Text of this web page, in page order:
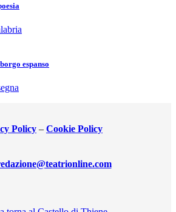
espanso
Policy – Cookie Policy